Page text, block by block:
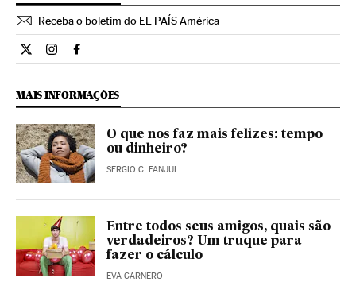
Receba o boletim do EL PAÍS América
Estilo El País Brasil en Twitter
Estilo El País Brasil en Instagram
Estilo El País Brasil en Facebook
MAIS INFORMAÇÕES
O que nos faz mais felizes: tempo
ou dinheiro?
SERGIO C. FANJUL
Entre todos seus amigos, quais são
verdadeiros? Um truque para
fazer o cálculo
EVA CARNERO